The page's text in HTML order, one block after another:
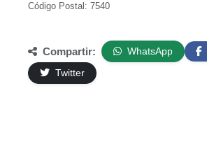
Código Postal: 7540
Compartir: WhatsApp
Twitter